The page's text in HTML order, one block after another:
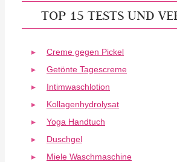
TOP 15 TESTS UND
Creme gegen Pickel
Getönte Tagescreme
Intimwaschlotion
Kollagenhydrolysat
Yoga Handtuch
Duschgel
Miele Waschmaschine